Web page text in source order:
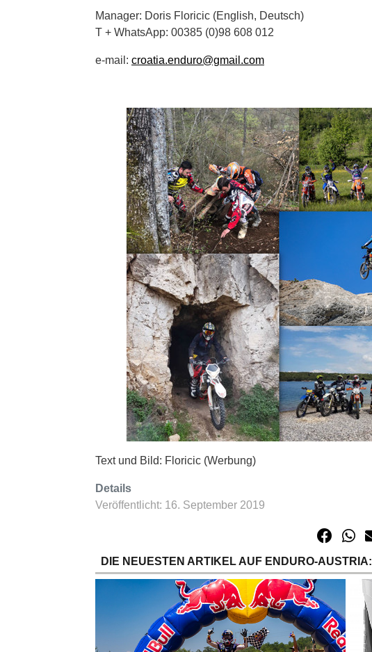
Manager: Doris Floricic (English, Deutsch)
T + WhatsApp: 00385 (0)98 608 012
e-mail: croatia.enduro@gmail.com
Text und Bild: Floricic (Werbung)
Details
Veröffentlicht: 16. September 2019
DIE NEUESTEN ARTIKEL AUF ENDURO-AUSTRIA: